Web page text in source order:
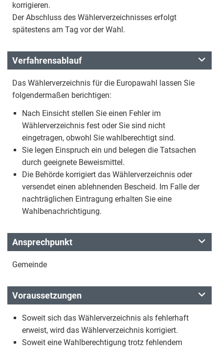
korrigieren.
Der Abschluss des Wählerverzeichnisses erfolgt
spätestens am Tag vor der Wahl.
Verfahrensablauf
Das Wählerverzeichnis für die Europawahl lassen Sie
folgendermaßen berichtigen:
Nach Einsicht stellen Sie einen Fehler im
Wählerverzeichnis fest oder Sie sind nicht
eingetragen, obwohl Sie wahlberechtigt sind.
Sie legen Einspruch ein und belegen die Tatsachen
durch geeignete Beweismittel.
Die Behörde korrigiert das Wählerverzeichnis oder
versendet einen ablehnenden Bescheid. Im Falle der
nachträglichen Eintragung erhalten Sie eine
Wahlbenachrichtigung.
Ansprechpunkt
Gemeinde
Voraussetzungen
Soweit sich das Wählerverzeichnis als fehlerhaft
erweist, wird das Wählerverzeichnis korrigiert.
Soweit eine Wahlberechtigung trotz fehlendem